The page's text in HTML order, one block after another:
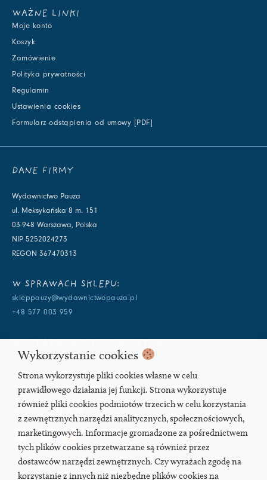
WAŻNE LINKI
Moje konto
Koszyk
Zamówienie
Polityka prywatności
Regulamin
Ustawienia cookies
Formularz odstąpienia od umowy [PDF]
DANE FIRMY
Wydawnictwo Pauza
ul. Meksykańska 8 m. 151
03-948 Warszawa, Polska
NIP 5252024273
REGON 367470313
W SPRAWACH SKLEPU:
skleppauzy@wydawnictwopauza.pl
+48 577 003 959
info@wydawnictwopauza.pl
+48 501 177 119 (czynny w dni powszednie w godzinach 11-15,
proszę o wysłanie wiadomości SMS, gdybym nie odbierała)
SOCIAL MEDIA
PODCAST
Wykorzystanie cookies
Strona wykorzystuje pliki cookies własne w celu
prawidłowego działania jej funkcji. Strona wykorzystuje
również pliki cookies podmiotów trzecich w celu korzystania
z zewnętrznych narzędzi analitycznych, społecznościowych,
marketingowych. Informacje gromadzone za pośrednictwem
tych plików cookies przetwarzane są również przez
dostawców narzędzi zewnętrznych. Czy wyrażach zgodę na
korzystanie z innych niż niezbędne plików cookies na